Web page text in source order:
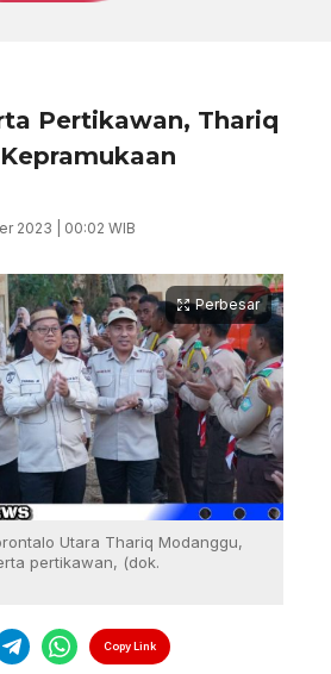
Pertikawan, Thariq
2023 | 00:02 WIB
Perbesar
Utara Thariq Modanggu,
pertikawan, (dok.
Copy Link